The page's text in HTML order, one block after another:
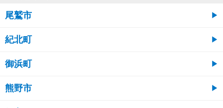
尾鷲市
紀北町
御浜町
熊野市